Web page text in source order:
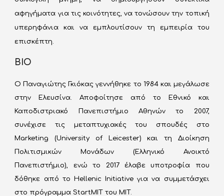
αφηγήματα για τις κοινότητες, να τονώσουν την τοπική
υπερηφάνια και να εμπλουτίσουν τη εμπειρία του
επισκέπτη.
ΒΙΟ
Ο Παναγιώτης Γκιόκας γεννήθηκε το 1984 και μεγάλωσε
στην Ελευσίνα. Αποφοίτησε από το Εθνικό και
Καποδιστριακό Πανεπιστήμιο Αθηνών το 2007,
συνέχισε τις μεταπτυχιακές του σπουδές στο
Marketing (University of Leicester) και τη Διοίκηση
Πολιτισμικών Μονάδων (Ελληνικό Ανοικτό
Πανεπιστήμιο), ενώ το 2017 έλαβε υποτροφία που
δόθηκε από το Hellenic Initiative για να συμμετάσχει
στο πρόγραμμα StartMIT του MIT.